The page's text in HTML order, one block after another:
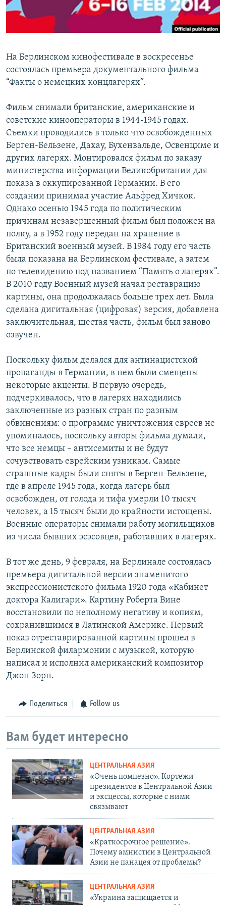
На Берлинском кинофестивале в воскресенье
состоялась премьера документального фильма
“Факты о немецких концлагерях”.
Фильм снимали британские, американские и
советские кинооператоры в 1944-1945 годах.
Съемки проводились в только что освобожденных
Берген-Бельзене, Дахау, Бухенвальде, Освенциме и
других лагерях. Монтировался фильм по заказу
министерства информации Великобритании для
показа в оккупированной Германии. В его
создании принимал участие Альфред Хичкок.
Однако осенью 1945 года по политическим
причинам незавершенный фильм был положен на
полку, а в 1952 году передан на хранение в
Британский военный музей. В 1984 году его часть
была показана на Берлинском фестивале, а затем
по телевидению под названием “Память о лагерях”.
В 2010 году Военный музей начал реставрацию
картины, она продолжалась больше трех лет. Была
сделана дигитальная (цифровая) версия, добавлена
заключительная, шестая часть, фильм был заново
озвучен.
Поскольку фильм делался для антинацистской
пропаганды в Германии, в нем были смещены
некоторые акценты. В первую очередь,
подчеркивалось, что в лагерях находились
заключенные из разных стран по разным
обвинениям: о программе уничтожения евреев не
упоминалось, поскольку авторы фильма думали,
что все немцы – антисемиты и не будут
сочувствовать еврейским узникам. Самые
страшные кадры были сняты в Берген-Бельзене,
где в апреле 1945 года, когда лагерь был
освобожден, от голода и тифа умерли 10 тысяч
человек, а 15 тысяч были до крайности истощены.
Военные операторы снимали работу могильщиков
из числа бывших эсэсовцев, работавших в лагерях.
В тот же день, 9 февраля, на Берлинале состоялась
премьера дигитальной версии знаменитого
экспрессионистского фильма 1920 года «Кабинет
доктора Калигари». Картину Роберта Вине
восстановили по неполному негативу и копиям,
сохранившимся в Латинской Америке. Первый
показ отреставрированной картины прошел в
Берлинской филармонии с музыкой, которую
написал и исполнил американский композитор
Джон Зорн.
Поделиться Follow us
Вам будет интересно
ЦЕНТРАЛЬНАЯ АЗИЯ
«Очень помпезно». Кортежи
президентов в Центральной Азии
и эксцессы, которые с ними
связывают
ЦЕНТРАЛЬНАЯ АЗИЯ
«Краткосрочное решение».
Почему амнистии в Центральной
Азии не панацея от проблемы?
ЦЕНТРАЛЬНАЯ АЗИЯ
«Украина защищается и